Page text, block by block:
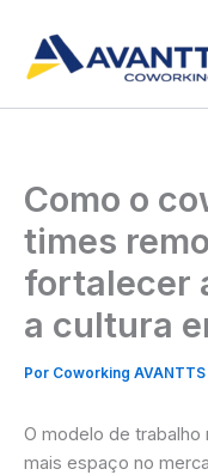
Como o
times
fortalecer
a cultura
Por Coworking AVANTTS
O modelo de
mais espaço no